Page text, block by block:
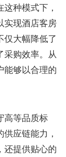
种模式下，
实现酒店客房
仅大幅降低了
采购效率。从
能够以合理的
高等品质标
应链能力，
还提供贴心的